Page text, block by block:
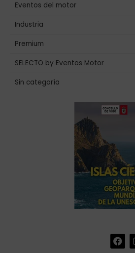
Eventos del motor
Industria
Premium
SELECTO by Eventos Motor
Sin categoría
F
a